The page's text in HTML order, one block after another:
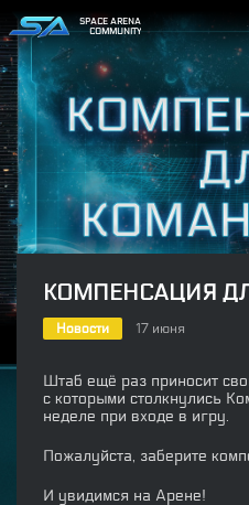
SPACE ARENA
COMMUNITY
КОМПЕНСАЦИЯ
Новости 17 июня
Штаб ещё раз приносит
с которыми столкнулись
неделе при входе в игру.
Пожалуйста, заберите
И увидимся на Арене!